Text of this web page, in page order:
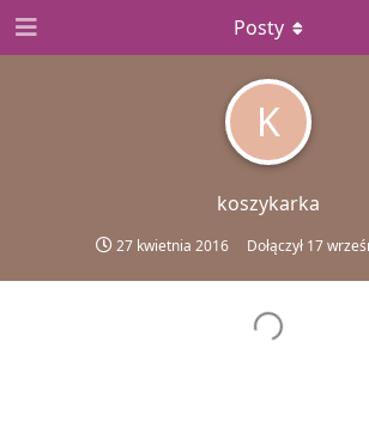
K
koszykarka
27 kwietnia 2016 Dołączył 17
Posty